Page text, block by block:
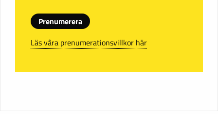
Prenumerera
Läs våra prenumerationsvillkor här